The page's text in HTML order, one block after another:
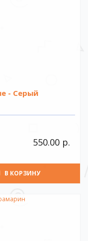
- Серый
550.00 р.
В КОРЗИНУ